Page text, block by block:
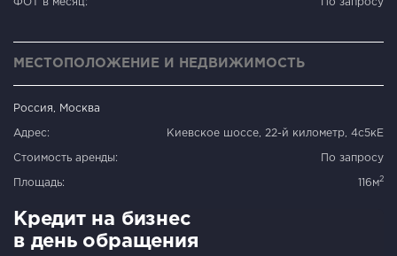
МЕСТОПОЛОЖЕНИЕ И НЕДВИЖИМОСТЬ
Россия, Москва
Адрес: Киевское шоссе, 22-й километр, 4с5кЕ
Стоимость аренды: По запросу
Площадь: 116м2
Кредит на бизнес
в день обращения